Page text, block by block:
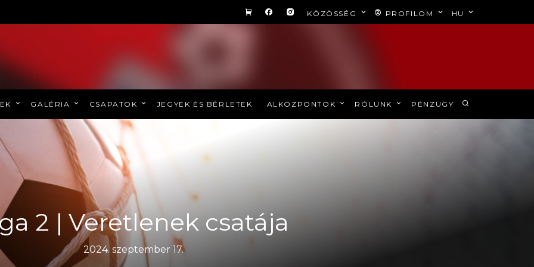
KÖZÖSSÉG PROFILOM HU
GALÉRIA CSAPATOK JEGYEK ÉS BÉRLETEK ALKÖZPONTOK RÓLUNK PÉNZÜGY
2 | Veretlenek csatája
2024. szeptember 17.